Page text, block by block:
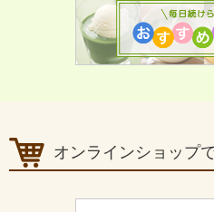
オンラインショップ